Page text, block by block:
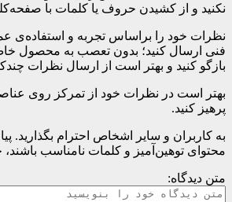
نکنید و از کشیدن حروف یا کلمات با
نظرات خود را براساس تجربه و استفاده‌ی
فنی ارسال کنید؛ بدون تعصب به محصول
بازگو کنید و بهتر است از ارسال نظرات
بهتر است در نظرات خود از تمرکز روی
پرهیز کنید.
به کاربران و سایر اشخاص احترام بگذارید.
محتوای توهین‌آمیز و کلمات نامناسب
متن دیدگاه: